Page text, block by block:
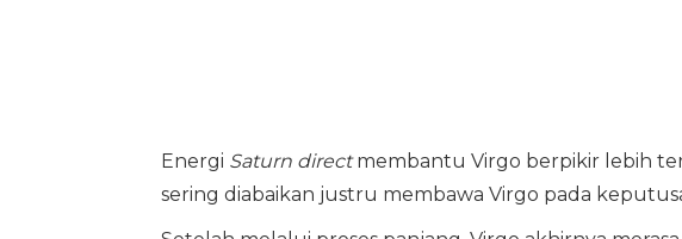
Energi Saturn directmembantu Virgo berpikir lebih
sering diabaikan justru membawa Virgo pada